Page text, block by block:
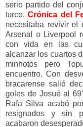
serio partido del
turco.Crónica del
necesitaba revivir el
Arsenal o Liverpool
con vida en las
alcanzar los cuartos
minhotos pero
encuentro. Con
bracarense salió
goles de Josué al
Rafa Silva acabó
resignados y sin
acabaron